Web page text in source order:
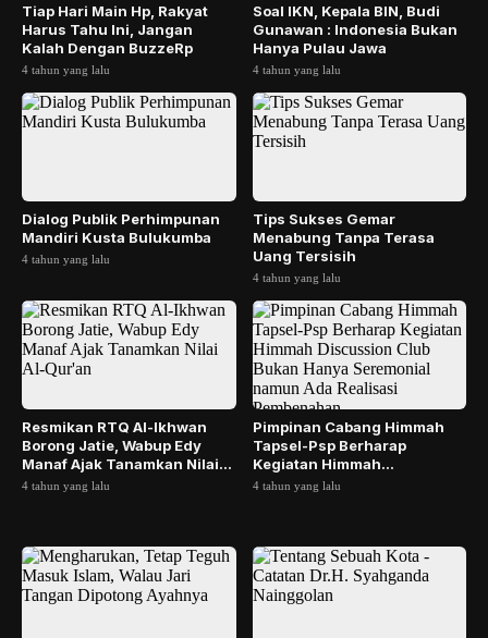
Tiap Hari Main Hp, Rakyat
Harus Tahu Ini, Jangan
Kalah Dengan BuzzeRp
4 tahun yang lalu
Soal IKN, Kepala BIN, Budi
Gunawan : Indonesia Bukan
Hanya Pulau Jawa
4 tahun yang lalu
Dialog Publik Perhimpunan
Mandiri Kusta Bulukumba
4 tahun yang lalu
Tips Sukses Gemar
Menabung Tanpa Terasa
Uang Tersisih
4 tahun yang lalu
Resmikan RTQ Al-Ikhwan
Borong Jatie, Wabup Edy
Manaf Ajak Tanamkan Nilai
Al-Qur'an
4 tahun yang lalu
Pimpinan Cabang Himmah
Tapsel-Psp Berharap
Kegiatan Himmah
Discussion Club Bukan
4 tahun yang lalu